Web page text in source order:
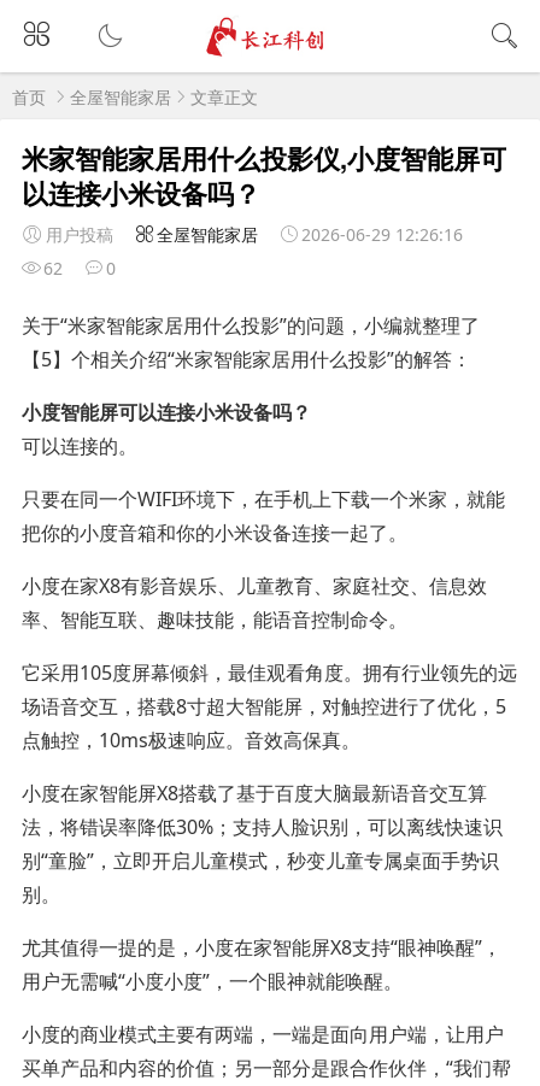
首页 全屋智能家居 文章正文
米家智能家居用什么投影仪,小度智能屏可
以连接小米设备吗？
用户投稿 全屋智能家居
2026-06-29 12:26:16
62
0
关于“米家智能家居用什么投影”的问题，小编就整理了
【5】个相关介绍“米家智能家居用什么投影”的解答：
小度智能屏可以连接小米设备吗？
可以连接的。
只要在同一个WIFI环境下，在手机上下载一个米家，就能
把你的小度音箱和你的小米设备连接一起了。
小度在家X8有影音娱乐、儿童教育、家庭社交、信息效
率、智能互联、趣味技能，能语音控制命令。
它采用105度屏幕倾斜，最佳观看角度。拥有行业领先的远
场语音交互，搭载8寸超大智能屏，对触控进行了优化，5
点触控，10ms极速响应。音效高保真。
小度在家智能屏X8搭载了基于百度大脑最新语音交互算
法，将错误率降低30%；支持人脸识别，可以离线快速识
别“童脸”，立即开启儿童模式，秒变儿童专属桌面手势识
别。
尤其值得一提的是，小度在家智能屏X8支持“眼神唤醒”，
用户无需喊“小度小度”，一个眼神就能唤醒。
小度的商业模式主要有两端，一端是面向用户端，让用户
买单产品和内容的价值；另一部分是跟合作伙伴，“我们帮